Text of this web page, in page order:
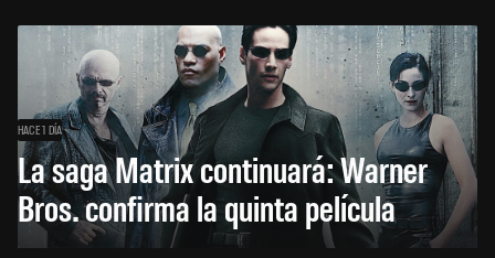
HACE 1 DÍA
La saga Matrix continuará: Warner
Bros. confirma la quinta película